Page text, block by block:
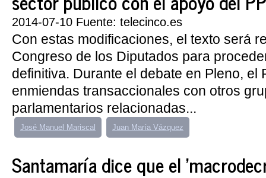
2014-07-10 Fuente: telecinco.es
Con estas modificaciones, el texto será
Congreso de los Diputados para
definitiva. Durante el debate en Pleno, el
enmiendas transaccionales con otros
parlamentarios relacionadas...
José Manuel Mariscal Juan María Vázquez
Santamaría dice que el